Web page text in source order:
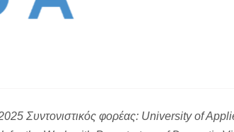
Συντονιστικός φορέας: University of